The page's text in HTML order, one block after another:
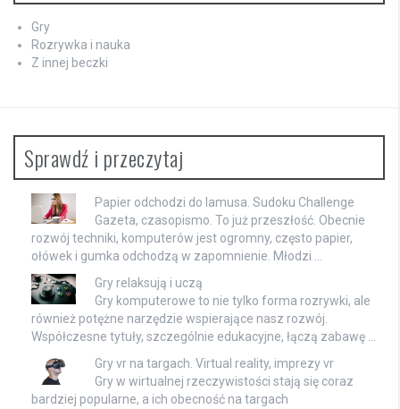
Gry
Rozrywka i nauka
Z innej beczki
Sprawdź i przeczytaj
Papier odchodzi do lamusa. Sudoku Challenge
Gazeta, czasopismo. To już przeszłość. Obecnie
rozwój techniki, komputerów jest ogromny, często papier,
ołówek i gumka odchodzą w zapomnienie. Młodzi …
Gry relaksują i uczą
Gry komputerowe to nie tylko forma rozrywki, ale
również potężne narzędzie wspierające nasz rozwój.
Współczesne tytuły, szczególnie edukacyjne, łączą zabawę …
Gry vr na targach. Virtual reality, imprezy vr
Gry w wirtualnej rzeczywistości stają się coraz
bardziej popularne, a ich obecność na targach